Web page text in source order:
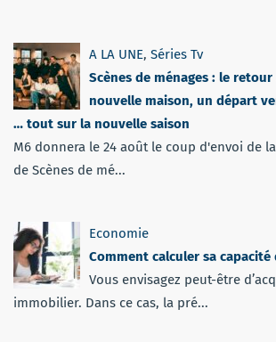
A LA UNE, Séries Tv
Scènes de ménages : le
nouvelle maison, un départ
… tout sur la nouvelle saison
M6 donnera le 24 août le coup d'envoi de
de Scènes de mé...
Economie
Comment calculer sa capacité
Vous envisagez peut-être
immobilier. Dans ce cas, la pré...